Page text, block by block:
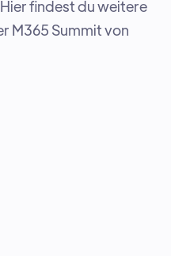
findest du weitere
M365 Summit von